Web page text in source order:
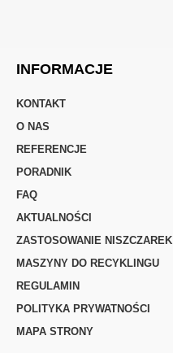
INFORMACJE
KONTAKT
O NAS
REFERENCJE
PORADNIK
FAQ
AKTUALNOŚCI
ZASTOSOWANIE NISZCZAREK
MASZYNY DO RECYKLINGU
REGULAMIN
POLITYKA PRYWATNOŚCI
MAPA STRONY